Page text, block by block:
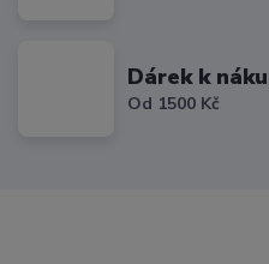
Dárek k
Od 1500 Kč